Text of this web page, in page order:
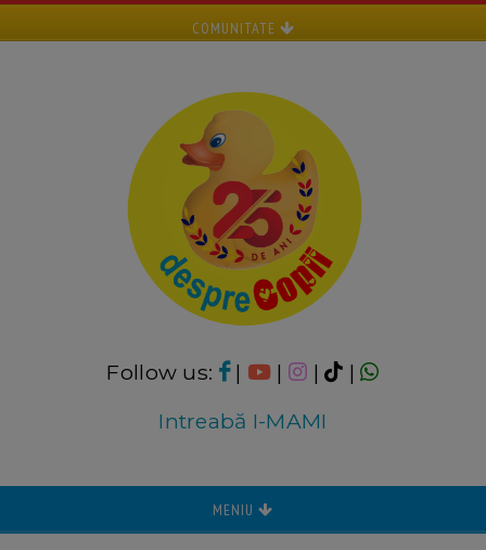
COMUNITATE
Follow us: | | |
|
Intreabă I-MAMI
MENIU